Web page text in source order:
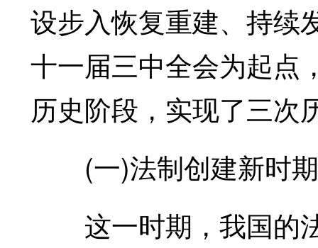
设步入恢复重建、持续
十一届三中全会为起点
历史阶段，实现了三次
(一)法制创建新时
这一时期，我国的